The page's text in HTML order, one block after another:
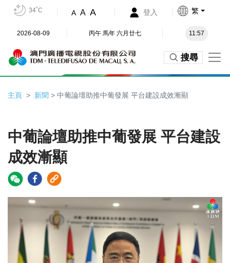
34˚C A A A 登入 繁
2026-08-09 丙午 馬年 六月廿七 11:57
搜尋
主頁 新聞 > 中葡論壇助推中葡發展 平台建設成效漸顯
中葡論壇助推中葡發展 平台建設
成效漸顯